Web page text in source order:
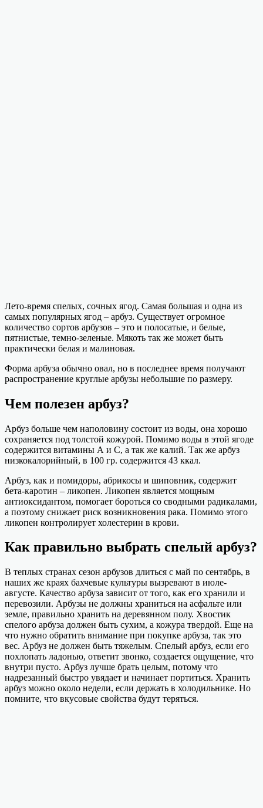
Лето-время спелых, сочных ягод. Самая большая и одна из
самых популярных ягод – арбуз. Существует огромное
количество сортов арбузов – это и полосатые, и белые,
пятнистые, темно-зеленые. Мякоть так же может быть
практически белая и малиновая.
Форма арбуза обычно овал, но в последнее время получают
распространение круглые арбузы небольшие по размеру.
Чем полезен арбуз?
Арбуз больше чем наполовину состоит из воды, она хорошо
сохраняется под толстой кожурой. Помимо воды в этой ягоде
содержится витамины А и С, а так же калий. Так же арбуз
низкокалорийный, в 100 гр. содержится 43 ккал.
Арбуз, как и помидоры, абрикосы и шиповник, содержит
бета-каротин – ликопен. Ликопен является мощным
антиоксидантом, помогает бороться со сводными радикалами,
а поэтому снижает риск возникновения рака. Помимо этого
ликопен контролирует холестерин в крови.
Как правильно выбрать спелый арбуз?
В теплых странах сезон арбузов длиться с май по сентябрь, в
наших же краях бахчевые культуры вызревают в июле-
августе. Качество арбуза зависит от того, как его хранили и
перевозили. Арбузы не должны храниться на асфальте или
земле, правильно хранить на деревянном полу. Хвостик
спелого арбуза должен быть сухим, а кожура твердой. Еще на
что нужно обратить внимание при покупке арбуза, так это
вес. Арбуз не должен быть тяжелым. Спелый арбуз, если его
похлопать ладонью, ответит звонко, создается ощущение, что
внутри пусто. Арбуз лучше брать целым, потому что
надрезанный быстро увядает и начинает портиться. Хранить
арбуз можно около недели, если держать в холодильнике. Но
помните, что вкусовые свойства будут теряться.